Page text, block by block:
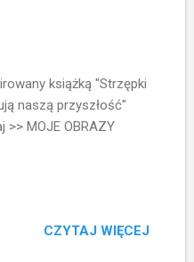
książką "Strzępki
naszą przyszłość"
MOJE OBRAZY
CZYTAJ WIĘCEJ